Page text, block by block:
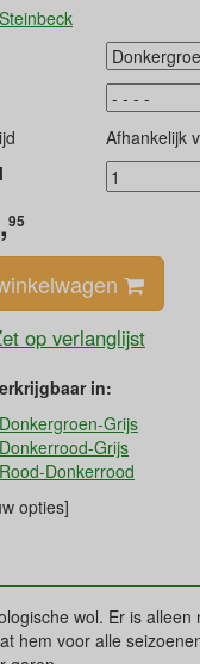
Steinbeck
Afhankelijk
95
op verlanglijst
in:
Donkergroen-Grijs
Donkerrood-Grijs
Rood-Donkerrood
opties]
wol. Er is alleen
hem voor alle